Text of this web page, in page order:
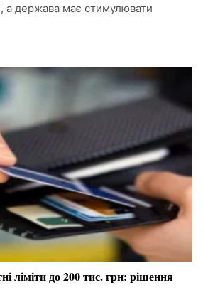
а держава має стимулювати
ліміти до 200 тис. грн: рішення